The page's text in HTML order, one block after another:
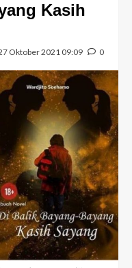
Kasih
Oktober 2021 09:09 0